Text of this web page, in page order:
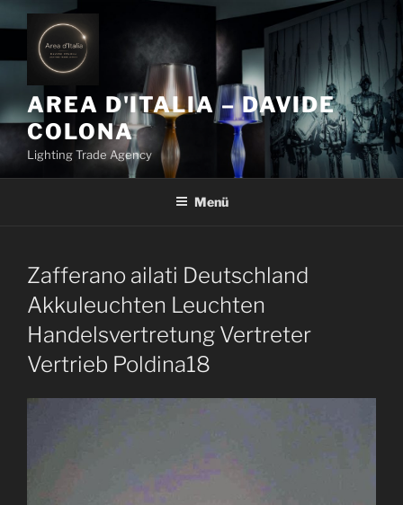
u
h
l
t
AREA D'ITALIA – DAVIDE
COLONA
Lighting Trade Agency
Menü
Zafferano ailati Deutschland
Akkuleuchten Leuchten
Handelsvertretung Vertreter
Vertrieb Poldina18